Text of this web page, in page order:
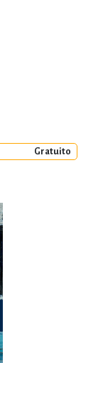
Gratuito